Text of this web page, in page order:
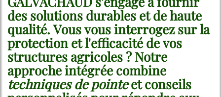
des solutions durables et de haute
qualité. Vous vous interrogez sur la
protection et l'efficacité de vos
structures agricoles ? Notre
approche intégrée combine
techniques de pointeet conseils